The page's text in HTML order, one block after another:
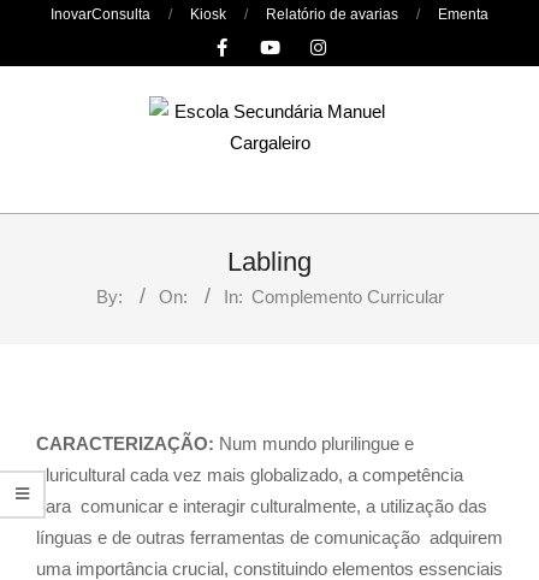
InovarConsulta Kiosk Relatório de avarias Ementa
Primary
Labling
By: On: In: Complemento Curricular
CARACTERIZAÇÃO: Num mundo plurilingue e
pluricultural cada vez mais globalizado, a competência
para comunicar e interagir culturalmente, a utilização das
línguas e de outras ferramentas de comunicação adquirem
uma importância crucial, constituindo elementos essenciais